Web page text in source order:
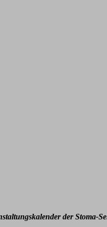
der Stoma-